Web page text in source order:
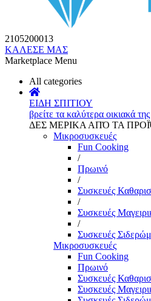
2105200013
ΚΑΛΕΣΕ ΜΑΣ
Marketplace Menu
All categories
ΕΙΔΗ ΣΠΙΤΙΟΥ
βρείτε τα καλύτερα οικιακά
ΔΕΣ ΜΕΡΙΚΑ ΑΠΌ ΤΑ
Μικροσυσκευές
Fun Cooking
/
Πρωινό
/
Συσκευές
/
Συσκευές
/
Συσκευές
Μικροσυσκευές
Fun Cooking
Πρωινό
Συσκευές
Συσκευές